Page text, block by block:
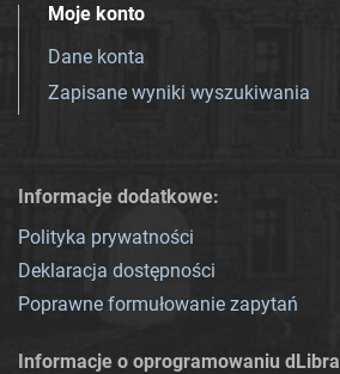
Moje konto
Dane konta
Zapisane wyniki wyszukiwania
Informacje dodatkowe:
Polityka prywatności
Deklaracja dostępności
Poprawne formułowanie zapytań
Informacje o oprogramowaniu dLibra